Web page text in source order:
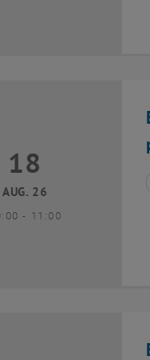
August 2026
18
AUG. 26
- bis
11:00